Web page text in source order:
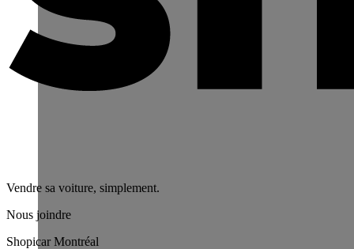
Vendre sa voiture, simplement.
Nous joindre
Shopicar Montréal